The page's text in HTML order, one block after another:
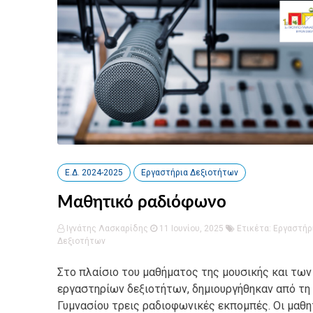
Ε.Δ. 2024-2025 Εργαστήρια Δεξιοτήτων
Μαθητικό ραδιόφωνο
Ιγνάτης Λασκαρίδης 11 Ιουνίου, 2025 Ετικέτα:
Δεξιοτήτων
Στο πλαίσιο του μαθήματος της μουσικής και των
εργαστηρίων δεξιοτήτων, δημιουργήθηκαν από τη
Γυμνασίου τρεις ραδιοφωνικές εκπομπές. Οι